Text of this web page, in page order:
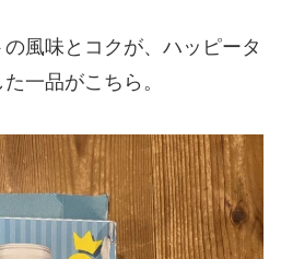
風味とコクが、ハッピータ
一品がこちら。